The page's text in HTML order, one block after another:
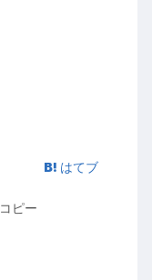
はてブ
コピー